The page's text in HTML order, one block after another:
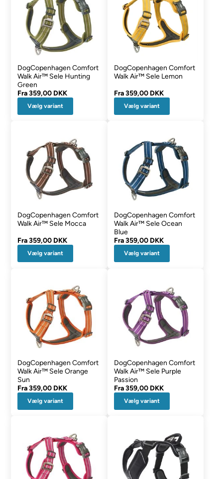
DogCopenhagen Comfort
Walk Air™ Sele Hunting
Green
Fra359,00 DKK
Vælg variant
DogCopenhagen Comfort
Walk Air™ Sele Lemon
Fra359,00 DKK
Vælg variant
DogCopenhagen Comfort
Walk Air™ Sele Mocca
Fra359,00 DKK
Vælg variant
DogCopenhagen Comfort
Walk Air™ Sele Ocean
Blue
Fra359,00 DKK
Vælg variant
DogCopenhagen Comfort
Walk Air™ Sele Orange
Sun
Fra359,00 DKK
Vælg variant
DogCopenhagen Comfort
Walk Air™ Sele Purple
Passion
Fra359,00 DKK
Vælg variant